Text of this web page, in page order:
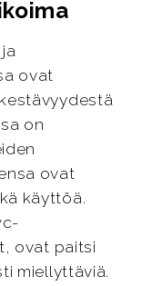
ovat
on
ovat
käyttöä.
ovat paitsi
miellyttäviä.